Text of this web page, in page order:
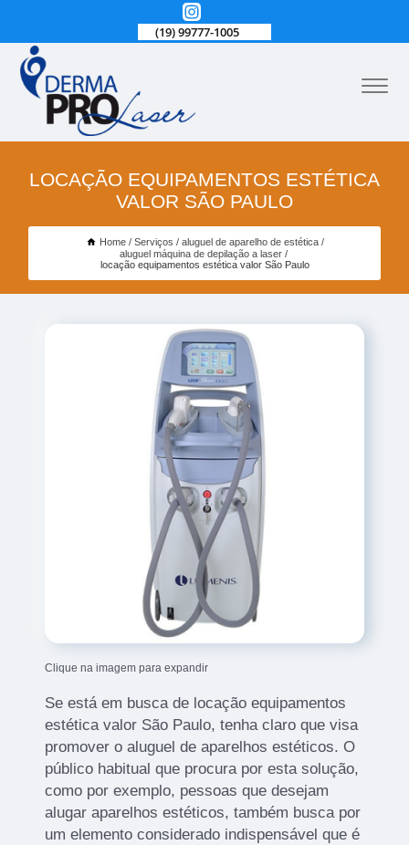
(19) 99777-1005
LOCAÇÃO EQUIPAMENTOS ESTÉTICA
VALOR SÃO PAULO
Home Serviços
aluguel de aparelho de estética
aluguel máquina de depilação a laser
locação equipamentos estética valor São Paulo
Clique na imagem para expandir
Se está em busca de locação equipamentos
estética valor São Paulo, tenha claro que visa
promover o aluguel de aparelhos estéticos. O
público habitual que procura por esta solução,
como por exemplo, pessoas que desejam
alugar aparelhos estéticos, também busca por
um elemento considerado indispensável que é